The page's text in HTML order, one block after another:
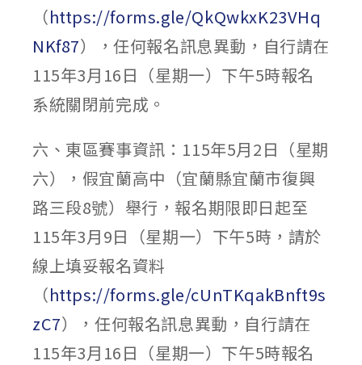
（https://forms.gle/QkQwkxK23VHq
NKf87），任何報名訊息異動，自行請在
115年3月16日（星期一）下午5時報名
系統關閉前完成。
六、東區賽事資訊：115年5月2日（星期
六），假宜蘭高中（宜蘭縣宜蘭市復興
路三段8號）舉行，報名期限即日起至
115年3月9日（星期一）下午5時，請於
線上填妥報名資料
（https://forms.gle/cUnTKqakBnft9s
zC7），任何報名訊息異動，自行請在
115年3月16日（星期一）下午5時報名